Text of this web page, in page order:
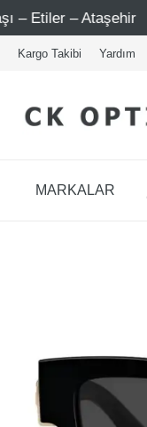
750 TL Üzeri
Kargo Takibi Yardım
MARKALAR